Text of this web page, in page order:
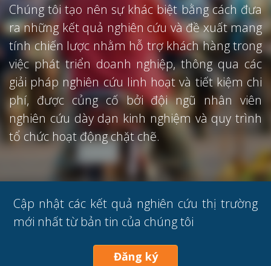
Chúng tôi tạo nên sự khác biệt bằng cách đưa
ra những kết quả nghiên cứu và đề xuất mang
tính chiến lược nhằm hỗ trợ khách hàng trong
việc phát triển doanh nghiệp, thông qua các
giải pháp nghiên cứu linh hoạt và tiết kiệm chi
phí, được củng cố bởi đội ngũ nhân viên
nghiên cứu dày dạn kinh nghiệm và quy trình
tổ chức hoạt động chặt chẽ.
Cập nhật các kết quả nghiên cứu thị trường
mới nhất từ bản tin của chúng tôi
Đăng ký